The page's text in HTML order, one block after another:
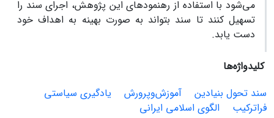
می‌شود با استفاده از رهنمودهای این پژوهش، اجرای سند را
تسهیل کنند تا سند بتواند به صورت بهینه به اهداف خود
دست یابد.
کلیدواژه‌ها
سند تحول بنیادین
آموزش‌وپرورش
یادگیری سیاستی
فراترکیب
الگوی اسلامی ایرانی